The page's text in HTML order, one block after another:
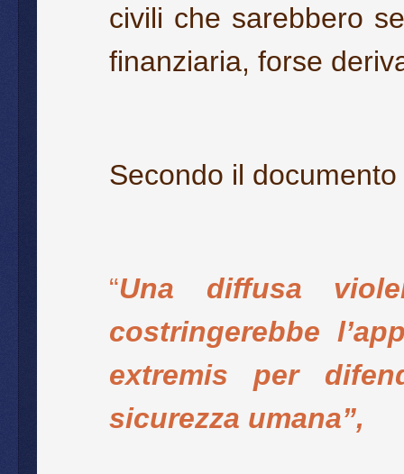
civili che sarebbero
finanziaria, forse
Secondo il
“Una diffusa
costringerebbe
extremis per
sicurezza umana”,